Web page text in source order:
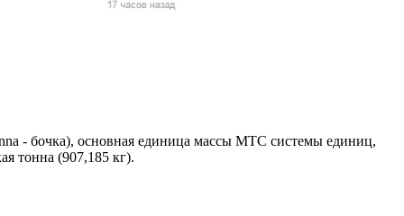
женщин и
страны),
- бочка), основная единица массы МТС системы единиц,
тонна (907,185 кг).